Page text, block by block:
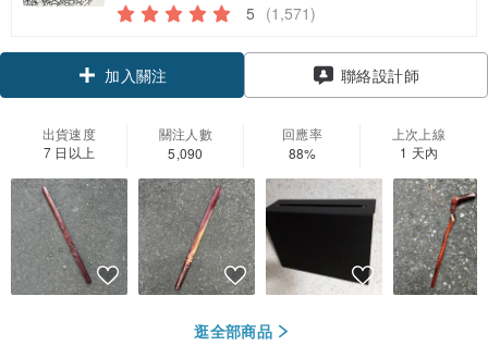
5 (1,571)
加入關注 聯絡設計師
出貨速度
7 日以上
關注人數
5,090
回應率
88%
上次上線
1 天內
逛全部商品